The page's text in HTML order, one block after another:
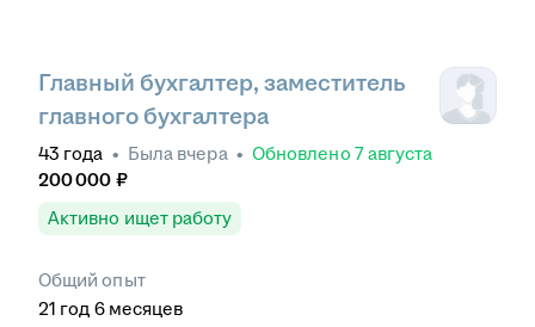
Главный бухгалтер, заместитель
главного бухгалтера
43 года • Была вчера • Обновлено 7 августа
200 000 ₽
Активно ищет работу
Общий опыт
21 год 6 месяцев